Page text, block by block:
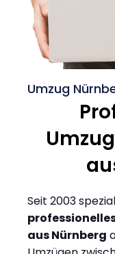
Umzug
Seit 2003
aus Nürnberg